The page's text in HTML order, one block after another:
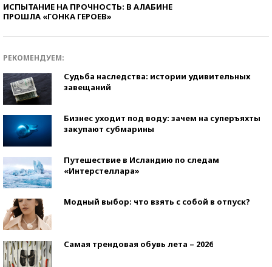
ИСПЫТАНИЕ НА ПРОЧНОСТЬ: В АЛАБИНЕ
ПРОШЛА «ГОНКА ГЕРОЕВ»
РЕКОМЕНДУЕМ:
Судьба наследства: истории удивительных
завещаний
Бизнес уходит под воду: зачем на суперъяхты
закупают субмарины
Путешествие в Исландию по следам
«Интерстеллара»
Модный выбор: что взять с собой в отпуск?
Самая трендовая обувь лета – 2026